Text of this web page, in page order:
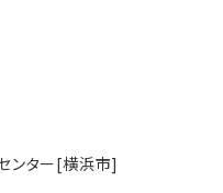
ンター[横浜市]